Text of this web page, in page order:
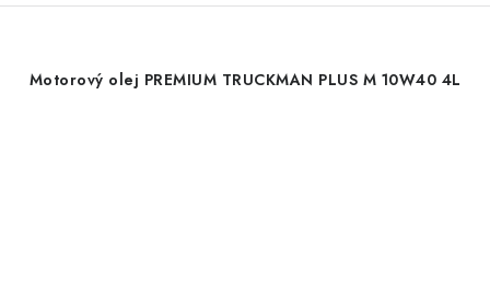
Motorový olej PREMIUM TRUCKMAN PLUS M 10W40 4L